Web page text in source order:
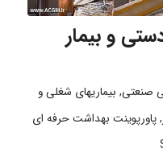
و بیمار
صنعتی, بیماریهای شغلی و
,پاورپوینت بهداشت حرفه ای